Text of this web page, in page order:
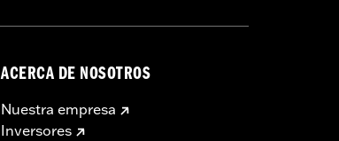
ACERCA DE NOSOTROS
Nuestra empresa
Inversores